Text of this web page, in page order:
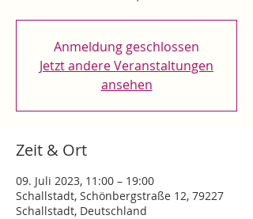
Anmeldung geschlossen
Jetzt andere Veranstaltungen
ansehen
Zeit & Ort
09. Juli 2023, 11:00 – 19:00
Schallstadt, Schönbergstraße 12, 79227
Schallstadt, Deutschland